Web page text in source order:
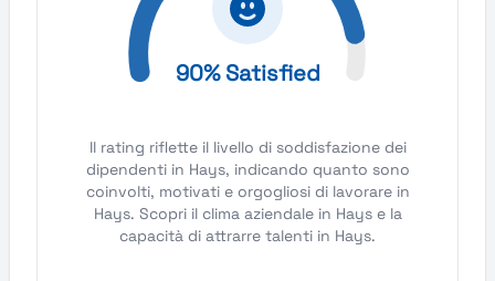
90% Satisfied
Il rating riflette il livello di soddisfazione dei
dipendenti in Hays, indicando quanto sono
coinvolti, motivati e orgogliosi di lavorare in
Hays. Scopri il clima aziendale in Hays e la
capacità di attrarre talenti in Hays.